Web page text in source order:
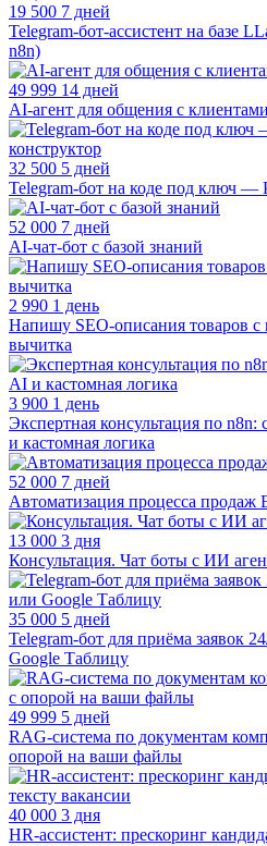
19 500 7 дней
Telegram-бот-ассистент на базе
n8n)
49 999 14 дней
AI-агент для общения с
32 500 5 дней
Telegram-бот на коде под ключ —
52 000 7 дней
AI-чат-бот с базой знаний
2 990 1 день
Напишу SEO-описания товаров
вычитка
3 900 1 день
Экспертная консультация по
и кастомная логика
52 000 7 дней
Автоматизация процесса продаж
13 000 3 дня
Консультация. Чат боты с ИИ
35 000 5 дней
Telegram-бот для приёма заявок
Google Таблицу
49 999 5 дней
RAG-система по документам
опорой на ваши файлы
40 000 3 дня
HR-ассистент: прескоринг